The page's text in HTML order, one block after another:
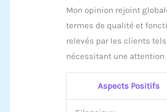
Mon opinion rejoint
termes de qualité et
relevés par les clients
nécessitant une
Aspects Positifs